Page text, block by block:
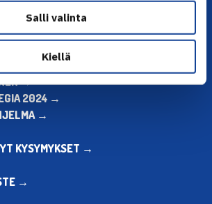
Salli valinta
Kiellä
→
→
2024 →
→
KYSYMYKSET →
→